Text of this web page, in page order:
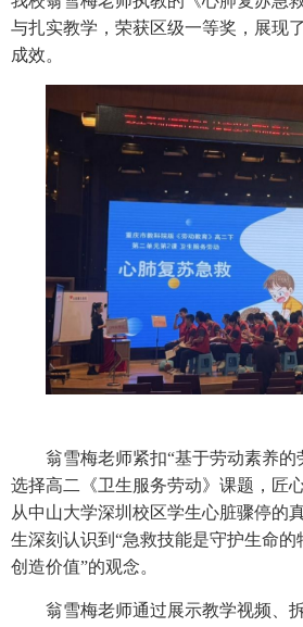
与扎实教学，荣获区级一等奖，展现
成效。
翁雪梅老师紧扣“基于劳动素养的
选择高二《卫生服务劳动》课题，匠
从中山大学深圳校区学生心脏骤停的
生深刻认识到“急救技能是守护生命的
创造价值”的观念。
翁雪梅老师通过展示教学视频、